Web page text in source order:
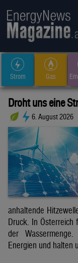
Strom Gas
Droht uns eine
6. August 2026
anhaltende
Druck. In Österreich
der
Energien und halten